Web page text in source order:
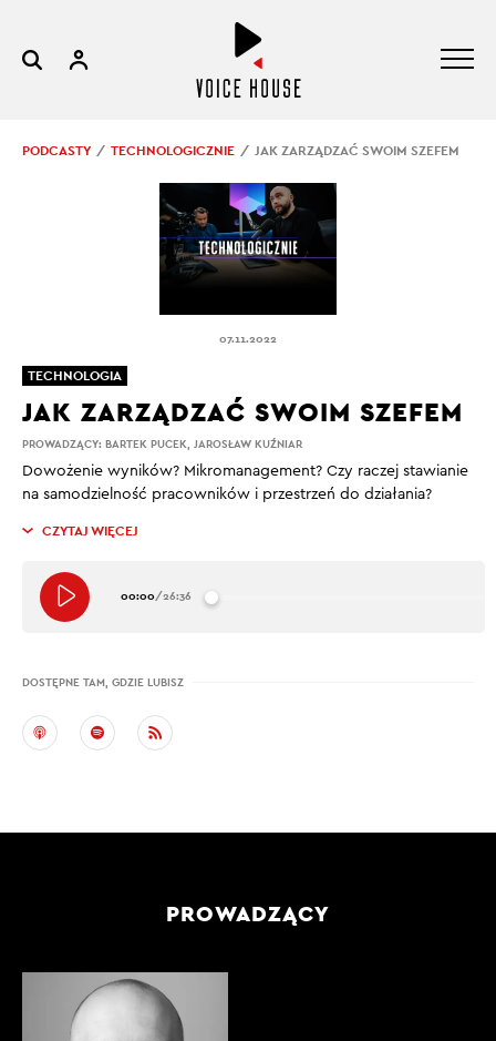
PODCASTY TECHNOLOGICZNIE JAK ZARZĄDZAĆ SWOIM SZEFEM
07.11.2022
PROWADZĄCY: BARTEK PUCEK, JAROSŁAW KUŹNIAR
JAK ZARZĄDZAĆ SWOIM SZEFEM
Dowożenie wyników? Mikromanagement? Czy raczej stawianie
na samodzielność pracowników i przestrzeń do działania?
CZYTAJ WIĘCEJ
00:00/26:36
DOSTĘPNE TAM, GDZIE LUBISZ
TECHNOLOGIA
PROWADZĄCY